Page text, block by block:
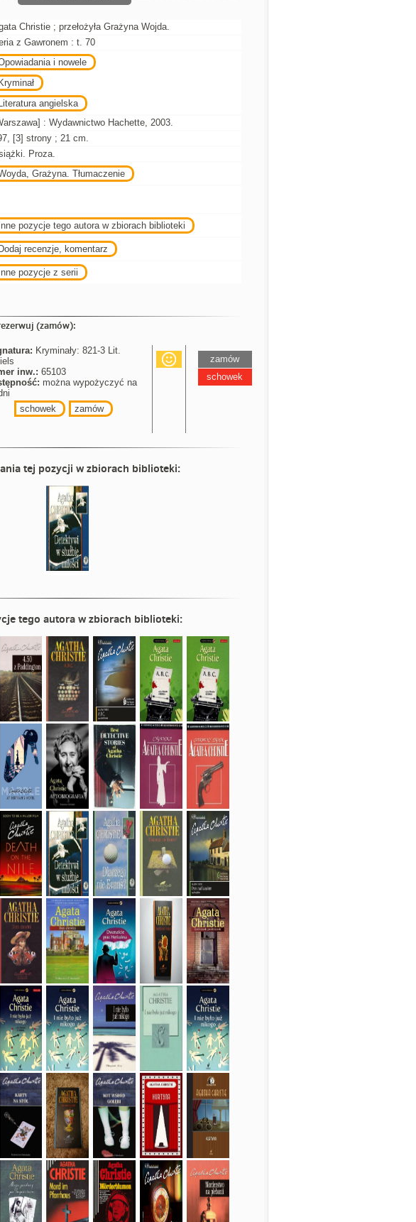
Christie ; przełożyła Grażyna Wojda.
z Gawronem : t. 70
i nowele
Kryminał
Literatura angielska
: Wydawnictwo Hachette, 2003.
[3] strony ; 21 cm.
Proza.
Grażyna. Tłumaczenie
Inne pozycje tego autora w zbiorach biblioteki
Dodaj recenzje, komentarz
Inne pozycje z serii
(zamów):
Kryminały: 821-3 Lit.
inw.: 65103
można wypożyczyć na
schowek
zamów
zamów
schowek
tej pozycji w zbiorach biblioteki:
tego autora w zbiorach biblioteki: